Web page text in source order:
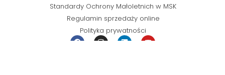
Standardy Ochrony Małoletnich w MSK
Regulamin sprzedaży online
Polityka prywatności